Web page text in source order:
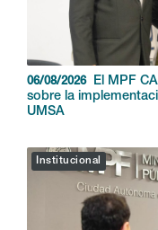
06/08/2026
El MPF
sobre la
UMSA
Institucional